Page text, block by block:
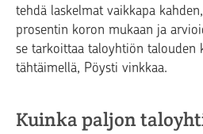
tehdä laskelmat vaikkapa
prosentin koron mukaan ja
se tarkoittaa taloyhtiön talouden
tähtäimellä, Pöysti vinkkaa.
Kuinka paljon